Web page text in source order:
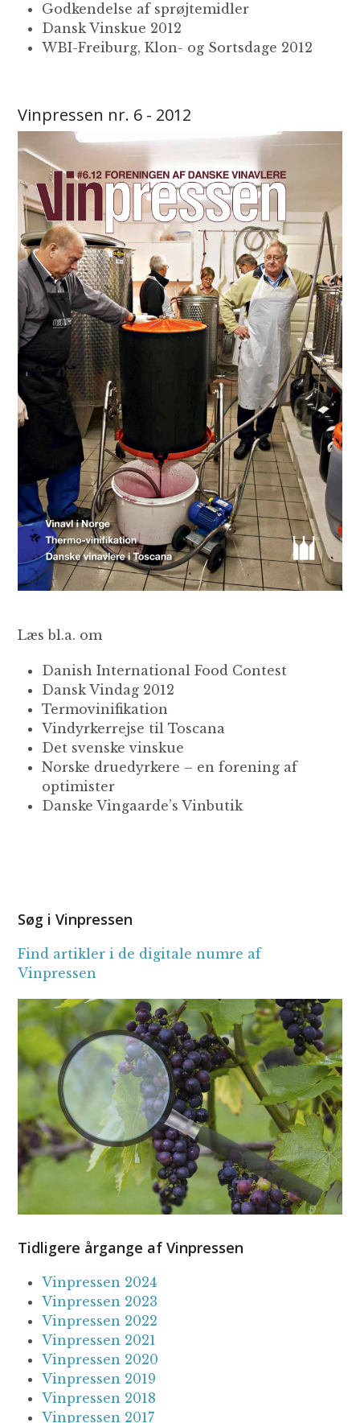
Godkendelse af sprøjtemidler
Dansk Vinskue 2012
WBI-Freiburg, Klon- og Sortsdage 2012
Vinpressen nr. 6 - 2012
Læs bl.a. om
Danish International Food Contest
Dansk Vindag 2012
Termovinifikation
Vindyrkerrejse til Toscana
Det svenske vinskue
Norske druedyrkere – en forening af
optimister
Danske Vingaarde’s Vinbutik
Søg i Vinpressen
Find artikler i de digitale numre af
Vinpressen
Tidligere årgange af Vinpressen
Vinpressen 2024
Vinpressen 2023
Vinpressen 2022
Vinpressen 2021
Vinpressen 2020
Vinpressen 2019
Vinpressen 2018
Vinpressen 2017